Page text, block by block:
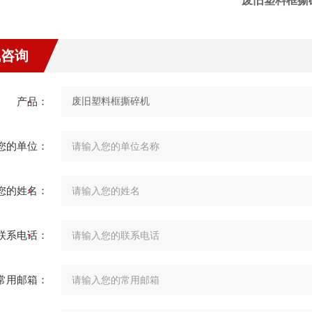
询
产品：
的单位：
的姓名：
系电话：
用邮箱：